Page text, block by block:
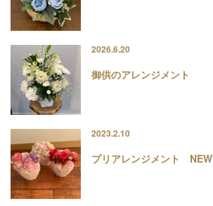
2026.6.20
御供のアレンジメント
2023.2.10
プリアレンジメント NEW